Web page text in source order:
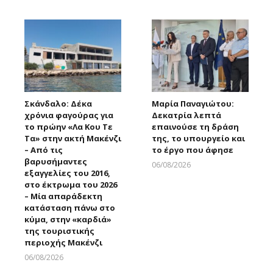
Σκάνδαλο: Δέκα
χρόνια φαγούρας για
το πρώην «Λα Κου Τε
Τα» στην ακτή Μακένζι
– Από τις
βαρυσήμαντες
εξαγγελίες του 2016,
στο έκτρωμα του 2026
– Μία απαράδεκτη
κατάσταση πάνω στο
κύμα, στην «καρδιά»
της τουριστικής
περιοχής Μακένζι
06/08/2026
Μαρία Παναγιώτου:
Δεκατρία λεπτά
επαινούσε τη δράση
της, το υπουργείο και
το έργο που άφησε
06/08/2026